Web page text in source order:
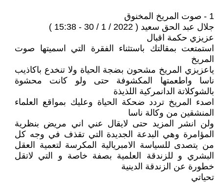
1 - صوت المريخ المخنوق
جلال عبد الحق سعيد ( 2022 / 1 / 30 - 15:38 )
عزيزي حكمة اقبال
استمتعت بمقالتك باستثناء الفقرة التي اسميتها صوت
المريخ
ياعزيزي المريخ مشحون بضجة الحياة ولا تنخدع باكاذيب
ناسا واطعمتها المكشوفة حتى ولو كانت محشوة
بالشوكلاتة الدانمركية اللذيذة
اصدء المريخ تردد ضحكة الحياة وعليك بمواقع العلماء
المنشقين من وكالة ناسا
ولن انشر المزيد حتى لايقال عني اني مريض بنظرية
المؤامرة وهي البدعة الجديدة التي تقذف في وجه كل
من يتصدى للسياسة الامبريالية المكرسة لتعمية العقل
البشري و للزندقة العلمية بصفة خاصة و التي لاتقل
خطورة عن الزندقة الدينية
تحياتي